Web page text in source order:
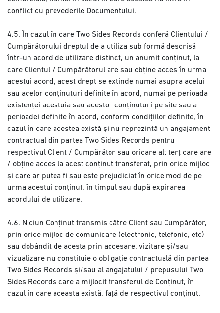
conflict cu prevederile Documentului.
4.5. În cazul în care Two Sides Records conferă Clientului /
Cumpărătorului dreptul de a utiliza sub formă descrisă
într-un acord de utilizare distinct, un anumit conținut, la
care Clientul / Cumpărătorul are sau obține acces în urma
acestui acord, acest drept se extinde numai asupra acelui
sau acelor conținuturi definite în acord, numai pe perioada
existenței acestuia sau acestor conținuturi pe site sau a
perioadei definite în acord, conform condițiilor definite, în
cazul în care acestea există și nu reprezintă un angajament
contractual din partea Two Sides Records pentru
respectivul Client / Cumpărător sau oricare alt terț care are
/ obține acces la acest conținut transferat, prin orice mijloc
și care ar putea fi sau este prejudiciat în orice mod de pe
urma acestui conținut, în timpul sau după expirarea
acordului de utilizare.
4.6. Niciun Conținut transmis către Client sau Cumpărător,
prin orice mijloc de comunicare (electronic, telefonic, etc)
sau dobândit de acesta prin accesare, vizitare și/sau
vizualizare nu constituie o obligație contractuală din partea
Two Sides Records și/sau al angajatului / prepusului Two
Sides Records care a mijlocit transferul de Conținut, în
cazul în care aceasta există, față de respectivul conținut.